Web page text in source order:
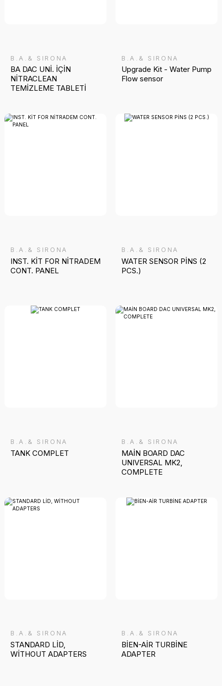
B.A.& SIRONA
BA DAC UNİ. İÇİN
NİTRACLEAN
TEMİZLEME TABLETİ
B.A.& SIRONA
Upgrade Kit - Water Pump
Flow sensor
B.A.& SIRONA
INST. KİT FOR NİTRADEM
CONT. PANEL
B.A.& SIRONA
WATER SENSOR PİNS (2
PCS.)
B.A.& SIRONA
TANK COMPLET
B.A.& SIRONA
MAİN BOARD DAC
UNIVERSAL MK2,
COMPLETE
B.A.& SIRONA
STANDARD LİD,
WİTHOUT ADAPTERS
B.A.& SIRONA
BİEN-AİR TURBİNE
ADAPTER